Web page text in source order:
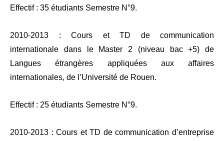
Effectif : 35 étudiants Semestre N°9.
2010-2013 : Cours et TD de communication
internationale dans le Master 2 (niveau bac +5) de
Langues étrangères appliquées aux affaires
internationales, de l’Université de Rouen.
Effectif : 25 étudiants Semestre N°9.
2010-2013 : Cours et TD de communication d’entreprise